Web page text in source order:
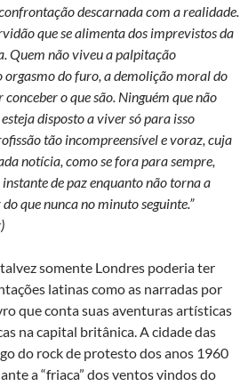
descarnada com a realidade.
que se alimenta dos imprevistos da
Quem não viveu a palpitação
do furo, a demolição moral do
conceber o que são. Ninguém que não
disposto a viver só para isso
tão incompreensível e voraz, cuja
notícia, como se fora para sempre,
de paz enquanto não torna a
que nunca no minuto seguinte.”
somente Londres poderia ter
latinas como as narradas por
que conta suas aventuras artísticas
na capital britânica. A cidade das
do rock de protesto dos anos 1960
a “friaca” dos ventos vindos do